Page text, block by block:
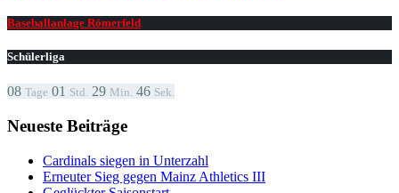
Baseballanlage Römerfeld
Schülerliga
08 Tage 01 Std. 29 Min. 46 Sek.
Neueste Beiträge
Cardinals siegen in Unterzahl
Erneuter Sieg gegen Mainz Athletics III